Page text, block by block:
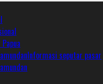
Informasi seputar pasar